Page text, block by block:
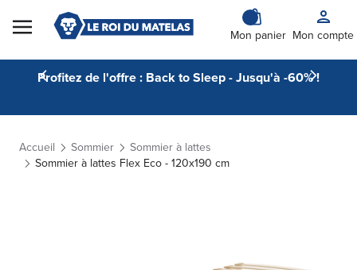
Skip to Content
Mon panier Mon compte
Profitez de l'offre : Back to Sleep - Jusqu'à -60% !
Accueil Sommier
Sommier à lattes
Sommier à lattes Flex Eco - 120x190 cm